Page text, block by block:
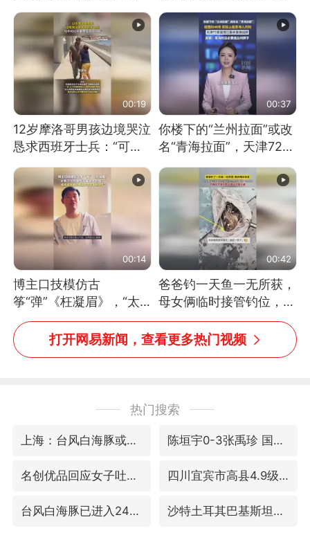
消息）
计 但每处都有瑕疵 网
友：一开始我没笑 但看
到洗手盆我没绷住
00:19
12岁摩洛哥男孩边境哭泣
恳求西班牙士兵：“可不
00:37
你楼下的“兰州拉面”或改
名“青海拉面”，天津72家
00:14
博主口技模仿古
筝“弹”《枉凝眉》，“太
像了～你是吃古筝长大的
吗？”“或将成为首位考级
不带古筝的选手。”（来
00:42
爸爸钓一天鱼一无所获，
母女俩临时接管钓位，用
玩具鱼竿钓上大鱼
打开网易新闻，查看更多热门视频
热门搜索
上海：台风白海豚或将带来龙卷风 陈垣宇0-3张禹珍 国乒男单全军覆没
名创优品回应女子吐槽内裤质量差 四川宜宾市高县4.9级地震致1人死亡
台风白海豚已进入24小时警戒线 沙特土耳其巴基斯坦签署共同防务协议